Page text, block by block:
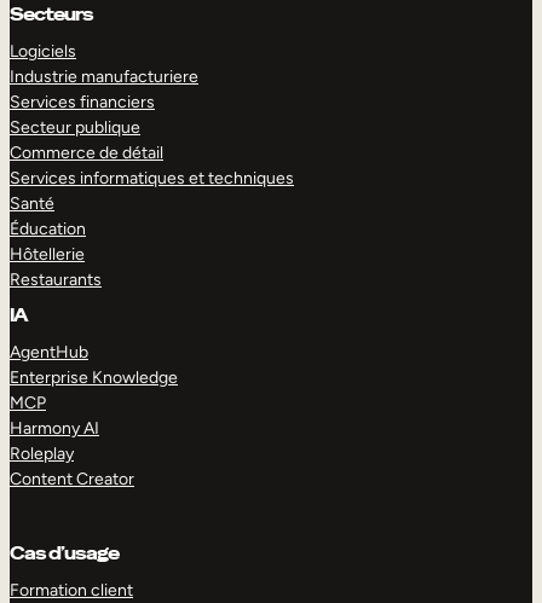
Secteurs
Logiciels
Industrie manufacturiere
Services financiers
Secteur publique
Commerce de détail
Services informatiques et techniques
Santé
Éducation
Hôtellerie
Restaurants
IA
AgentHub
Enterprise Knowledge
MCP
Harmony AI
Roleplay
Content Creator
Cas d’usage
Formation client